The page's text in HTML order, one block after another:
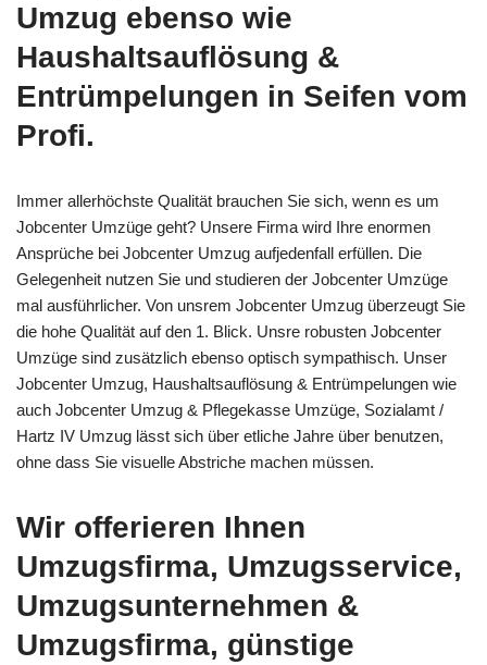
Umzug ebenso wie
Haushaltsauflösung &
Entrümpelungen in Seifen vom
Profi.
Immer allerhöchste Qualität brauchen Sie sich, wenn es um
Jobcenter Umzüge geht? Unsere Firma wird Ihre enormen
Ansprüche bei Jobcenter Umzug aufjedenfall erfüllen. Die
Gelegenheit nutzen Sie und studieren der Jobcenter Umzüge
mal ausführlicher. Von unsrem Jobcenter Umzug überzeugt Sie
die hohe Qualität auf den 1. Blick. Unsre robusten Jobcenter
Umzüge sind zusätzlich ebenso optisch sympathisch. Unser
Jobcenter Umzug, Haushaltsauflösung & Entrümpelungen wie
auch Jobcenter Umzug & Pflegekasse Umzüge, Sozialamt /
Hartz IV Umzug lässt sich über etliche Jahre über benutzen,
ohne dass Sie visuelle Abstriche machen müssen.
Wir offerieren Ihnen
Umzugsfirma, Umzugsservice,
Umzugsunternehmen &
Umzugsfirma, günstige